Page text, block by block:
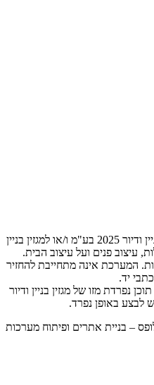
© כל הזכויות שמורות לחברת מגזין בניין ודיור 2025 בע"מ ו/או למגזין בניין
עיצוב פנים ועל עיצוב הבית.
המערכת אינה מתחייבת להחזיר
יד.
נפרדת מזו של מגזין בניין ודיור
לבצע באופן נפרד.